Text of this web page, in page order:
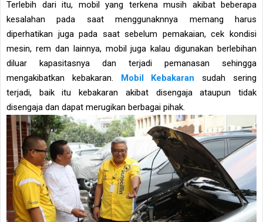
Terlebih dari itu, mobil yang terkena musih akibat beberapa
kesalahan pada saat menggunaknnya memang harus
diperhatikan juga pada saat sebelum pemakaian, cek kondisi
mesin, rem dan lainnya, mobil juga kalau digunakan berlebihan
diluar kapasitasnya dan terjadi pemanasan sehingga
mengakibatkan kebakaran. Mobil Kebakaran sudah sering
terjadi, baik itu kebakaran akibat disengaja ataupun tidak
disengaja dan dapat merugikan berbagai pihak.